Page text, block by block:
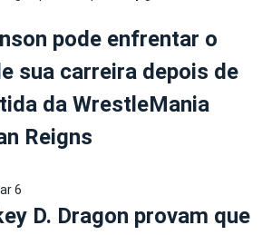
pode enfrentar o
sua carreira depois de
da WrestleMania
Reigns
D. Dragon provam que